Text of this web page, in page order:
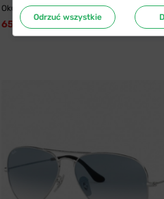
Okulary przeciwsłoneczne Ray-Ban®
656,99 zł 678,99 zł
Odrzuć wszystkie